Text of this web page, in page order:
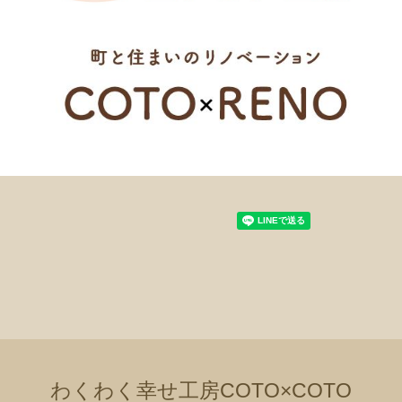
わくわく幸せ工房COTO×COTO